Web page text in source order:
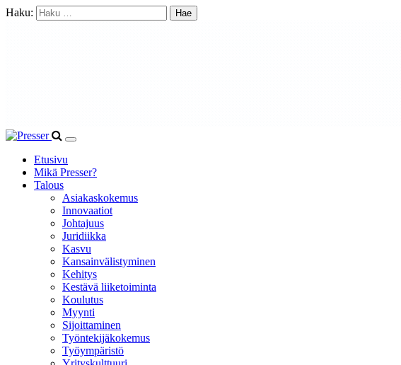
Haku:
Etusivu
Mikä Presser?
Talous
Asiakaskokemus
Innovaatiot
Johtajuus
Juridiikka
Kasvu
Kansainvälistyminen
Kehitys
Kestävä liiketoiminta
Koulutus
Myynti
Sijoittaminen
Työntekijäkokemus
Työympäristö